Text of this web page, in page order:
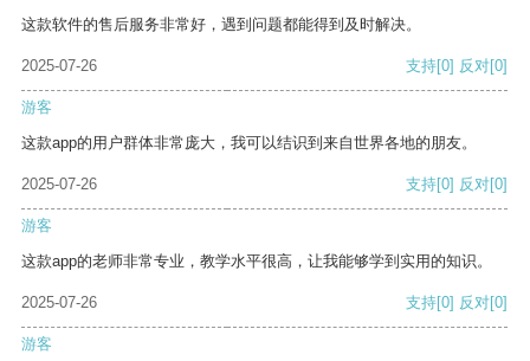
这款软件的售后服务非常好，遇到问题都能得到及时解决。
2025-07-26 支持[0] 反对[0]
游客
这款app的用户群体非常庞大，我可以结识到来自世界各地的朋友。
2025-07-26 支持[0] 反对[0]
游客
这款app的老师非常专业，教学水平很高，让我能够学到实用的知识。
2025-07-26 支持[0] 反对[0]
游客